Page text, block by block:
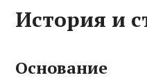
История и
Основание